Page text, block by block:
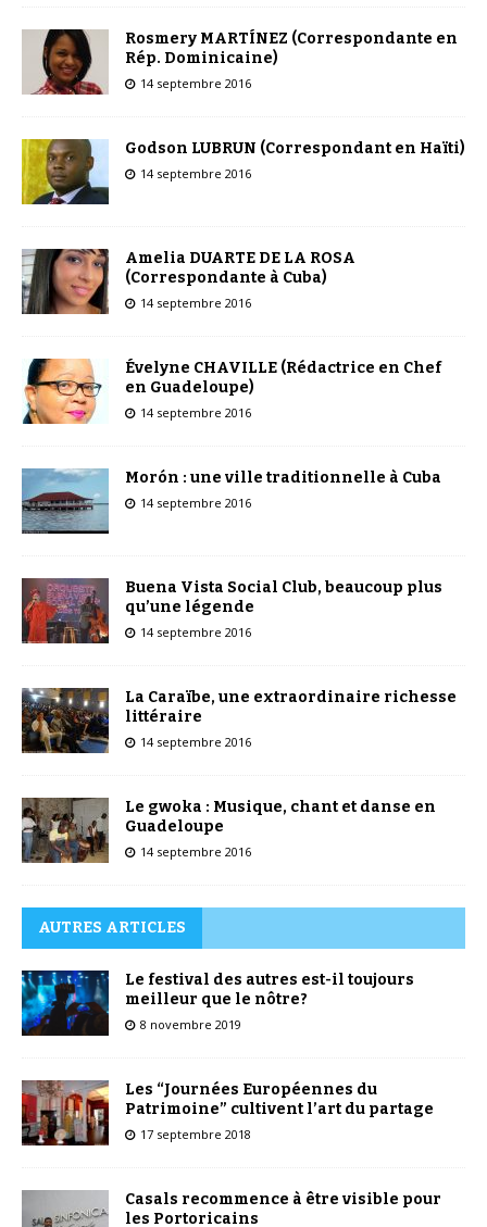
Rosmery MARTÍNEZ (Correspondante en
Rép. Dominicaine)
14 septembre 2016
Godson LUBRUN (Correspondant en Haïti)
14 septembre 2016
Amelia DUARTE DE LA ROSA
(Correspondante à Cuba)
14 septembre 2016
Évelyne CHAVILLE (Rédactrice en Chef
en Guadeloupe)
14 septembre 2016
Morón : une ville traditionnelle à Cuba
14 septembre 2016
Buena Vista Social Club, beaucoup plus
qu’une légende
14 septembre 2016
La Caraïbe, une extraordinaire richesse
littéraire
14 septembre 2016
Le gwoka : Musique, chant et danse en
Guadeloupe
14 septembre 2016
AUTRES ARTICLES
Le festival des autres est-il toujours
meilleur que le nôtre?
8 novembre 2019
Les “Journées Européennes du
Patrimoine” cultivent l’art du partage
17 septembre 2018
Casals recommence à être visible pour
les Portoricains